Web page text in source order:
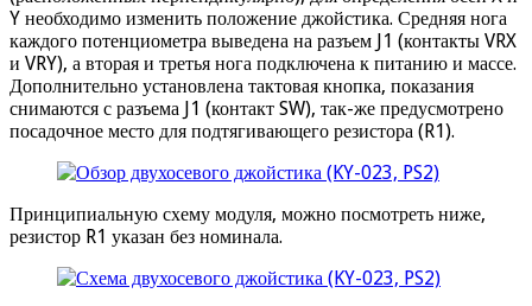
Y необходимо изменить положение джойстика. Средняя нога
каждого потенциометра выведена на разъем J1 (контакты VRX
и VRY), а вторая и третья нога подключена к питанию и массе.
Дополнительно установлена тактовая кнопка, показания
снимаются с разъема J1 (контакт SW), так-же предусмотрено
посадочное место для подтягивающего резистора (R1).
Принципиальную схему модуля, можно посмотреть ниже,
резистор R1 указан без номинала.